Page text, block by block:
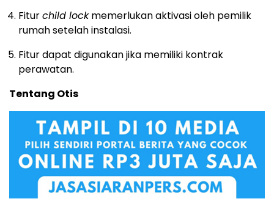
Fiturchild lockmemerlukan aktivasi oleh pemilik
rumah setelah instalasi.
Fitur dapat digunakan jika memiliki kontrak
perawatan.
Tentang Otis